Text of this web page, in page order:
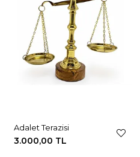
Adalet Terazisi
3.000,00 TL